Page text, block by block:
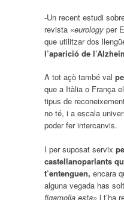
-Un recent estudi
revista «eurologyper
que utilitzar dos
l’aparició de
A tot açò també val
que a Itàlia o França
tipus de
no té, i a escala
poder fer intercanvis.
I per suposat servix
castellanoparlants
t’entenguen, encara
alguna vegada has
figamolla esta» i t’ha